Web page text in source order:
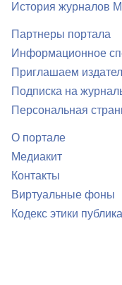
История журналов
Партнеры портала
Информационное
Приглашаем
Подписка на
Персональная
О портале
Медиакит
Контакты
Виртуальные фоны
Кодекс этики